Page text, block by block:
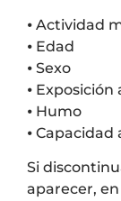
⦁ Actividad
⦁ Edad
⦁ Sexo
⦁ Exposición
⦁ Humo
⦁
Si
aparecer,